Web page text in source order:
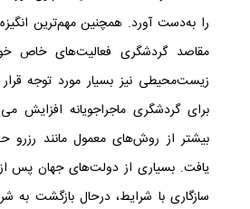
را به‌دست آورد. همچنین مهم‌ترین
مقاصد گردشگری فعالیت‌های خاص
زیست‌محیطی نیز بسیار مورد توجه
برای گردشگری ماجراجویانه افزایش
بیشتر از روش‌های معمول مانند
یافت. بسیاری از دولت‌های جهان پس از
سازگاری با شرایط، درحال بازگشت به